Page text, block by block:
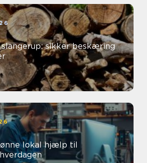
slangerup: sikker beskæring
hjælp til